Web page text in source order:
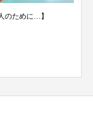
のために…】